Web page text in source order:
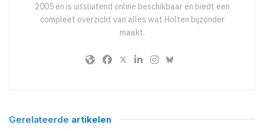
2005 en is uitsluitend online beschikbaar en biedt een
compleet overzicht van alles wat Holten bijzonder
maakt.
Gerelateerde artikelen